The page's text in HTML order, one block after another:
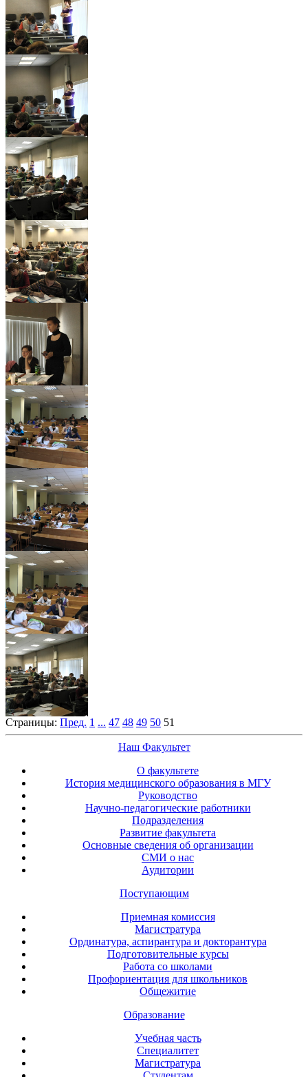
Страницы: Пред. 1 ... 47 48 49 50 51
Наш Факультет
О факультете
История медицинского образования в МГУ
Руководство
Научно-педагогические работники
Подразделения
Развитие факультета
Основные сведения об организации
СМИ о нас
Аудитории
Поступающим
Приемная комиссия
Магистратура
Ординатура, аспирантура и докторантура
Подготовительные курсы
Работа со школами
Профориентация для школьников
Общежитие
Образование
Учебная часть
Специалитет
Магистратура